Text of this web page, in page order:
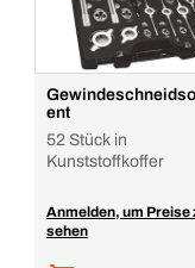
ent
52 Stück in
Kunststoffkoffer
Anmelden, um Preise
sehen